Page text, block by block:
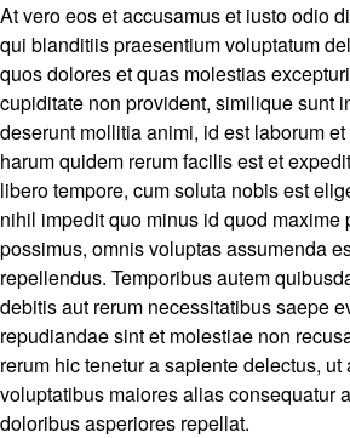
At vero eos et accusamus et iusto odio
qui blanditiis praesentium voluptatum
quos dolores et quas molestias
cupiditate non provident, similique sunt
deserunt mollitia animi, id est laborum
harum quidem rerum facilis est et
libero tempore, cum soluta nobis est
nihil impedit quo minus id quod maxime
possimus, omnis voluptas assumenda
repellendus. Temporibus autem
debitis aut rerum necessitatibus saepe
repudiandae sint et molestiae non
rerum hic tenetur a sapiente delectus,
voluptatibus maiores alias consequatur
doloribus asperiores repellat.